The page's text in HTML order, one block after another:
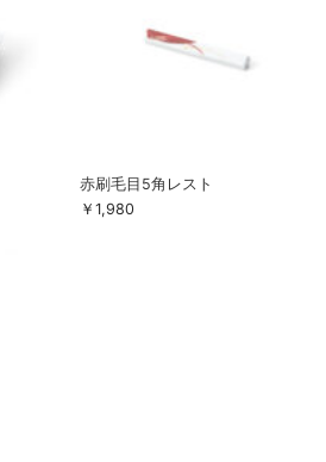
赤刷毛目5角レスト
￥1,980